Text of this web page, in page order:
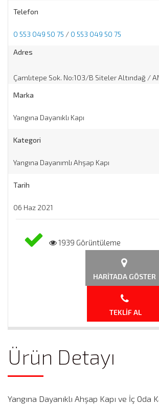
Telefon
0 553 049 50 75 / 0 553 049 50 75
Adres
Çamlıtepe Sok. No:103/B Siteler Altındağ /
Marka
Yangına Dayanıklı Kapı
Kategori
Yangına Dayanımlı Ahşap Kapı
Tarih
06 Haz 2021
1939 Görüntüleme
HARITADA GÖSTER
TEKLIF AL
Ürün Detayı
Yangına Dayanıklı Ahşap Kapı ve İç Oda